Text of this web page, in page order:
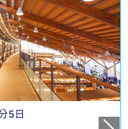
5日